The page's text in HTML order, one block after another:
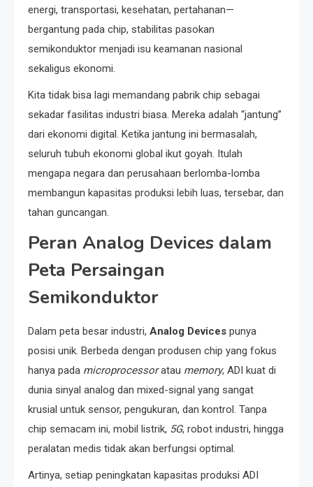
energi, transportasi, kesehatan, pertahanan—
bergantung pada chip, stabilitas pasokan
semikonduktor menjadi isu keamanan nasional
sekaligus ekonomi.
Kita tidak bisa lagi memandang pabrik chip sebagai
sekadar fasilitas industri biasa. Mereka adalah “jantung”
dari ekonomi digital. Ketika jantung ini bermasalah,
seluruh tubuh ekonomi global ikut goyah. Itulah
mengapa negara dan perusahaan berlomba-lomba
membangun kapasitas produksi lebih luas, tersebar, dan
tahan guncangan.
Peran Analog Devices dalam
Peta Persaingan
Semikonduktor
Dalam peta besar industri, Analog Devices punya
posisi unik. Berbeda dengan produsen chip yang fokus
hanya pada microprocessoratau memory, ADI kuat di
dunia sinyal analog dan mixed-signal yang sangat
krusial untuk sensor, pengukuran, dan kontrol. Tanpa
chip semacam ini, mobil listrik, 5G, robot industri, hingga
peralatan medis tidak akan berfungsi optimal.
Artinya, setiap peningkatan kapasitas produksi ADI